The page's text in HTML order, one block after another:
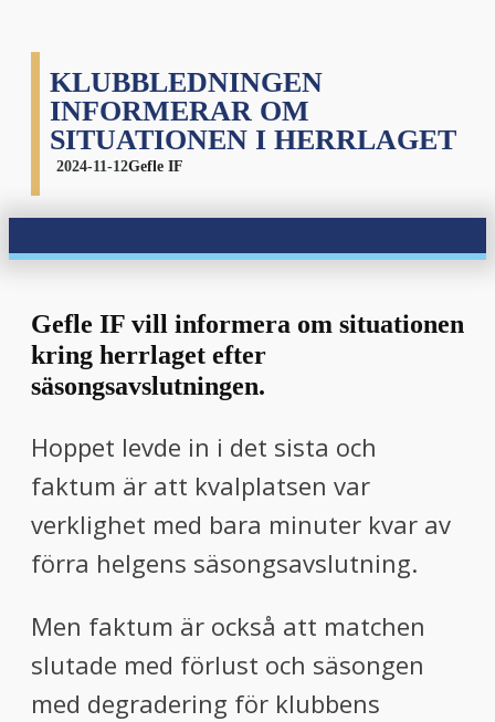
KLUBBLEDNINGEN
INFORMERAR OM
SITUATIONEN I HERRLAGET
2024-11-12Gefle IF
Gefle IF vill informera om situationen
kring herrlaget efter
säsongsavslutningen.
Hoppet levde in i det sista och
faktum är att kvalplatsen var
verklighet med bara minuter kvar av
förra helgens säsongsavslutning.
Men faktum är också att matchen
slutade med förlust och säsongen
med degradering för klubbens